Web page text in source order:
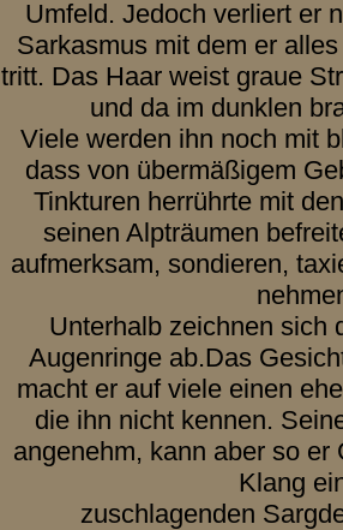
Umfeld. Jedoch verliert er
Sarkasmus mit dem er
tritt. Das Haar weist graue
und da im dunklen
Viele werden ihn noch mit
dass von übermäßigem
Tinkturen herrührte mit
seinen Alpträumen
aufmerksam, sondieren,
Unterhalb zeichnen sich
Augenringe ab.Das
macht er auf viele einen
die ihn nicht kennen.
angenehm, kann aber so er
Klang
zuschlagenden